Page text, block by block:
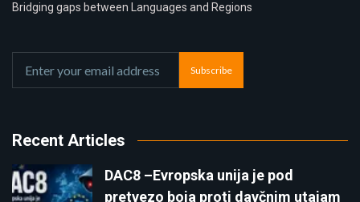
Bridging gaps between Languages and Regions
Subscribe
Recent Articles
DAC8 –Evropska unija je pod
pretvezo boja proti davčnim utajam